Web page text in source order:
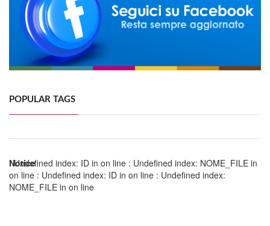
POPULAR TAGS
Notice
: Undefined index: ID in on line : Undefined index: NOME_FILE in
on line : Undefined index: ID in on line : Undefined index:
NOME_FILE in on line